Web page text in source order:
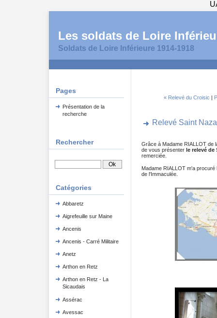
Les soldats de Loire
Soldats de Loire Inférieure 1914-1918
Pages
Présentation de la
recherche
Rechercher
Catégories
Abbaretz
Aigrefeuille sur Maine
Ancenis
Ancenis - Carré Militaire
Anetz
Arthon en Retz
Arthon en Retz - La
Sicaudais
Assérac
Avessac
« Relevé du Croisic |
Relevé Saint
Grâce à Madame RIALLOT de
de vous présenterle relevé de
remerciée.
Madame RIALLOT m'a
de l'Immaculée.